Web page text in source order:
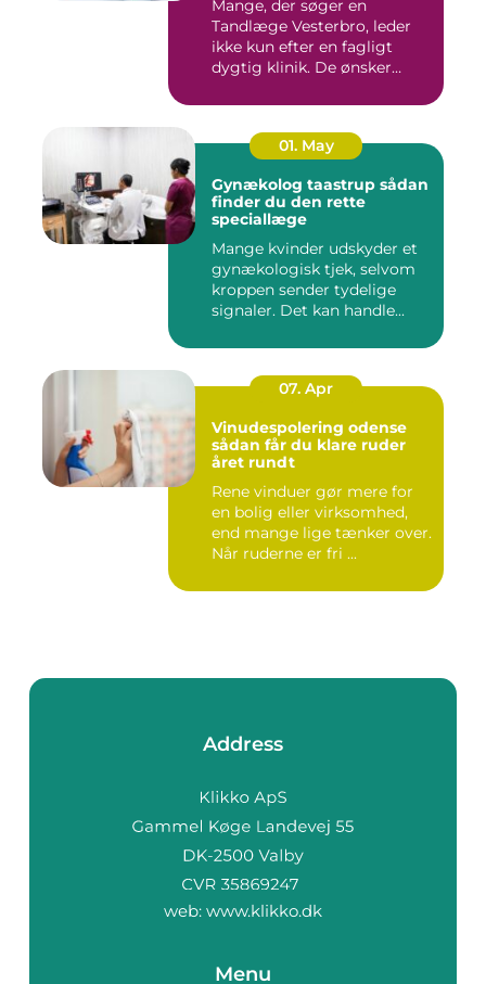
Mange, der søger en
Tandlæge Vesterbro, leder
ikke kun efter en fagligt
dygtig klinik. De ønsker
01. May
Gynækolog taastrup sådan
finder du den rette
speciallæge
Mange kvinder udskyder et
gynækologisk tjek, selvom
kroppen sender tydelige
signaler. Det kan handle...
07. Apr
Vinudespolering odense
sådan får du klare ruder
året rundt
Rene vinduer gør mere for
en bolig eller virksomhed,
end mange lige tænker over.
Når ruderne er fri ...
Address
web: www.klikko.dk
Menu